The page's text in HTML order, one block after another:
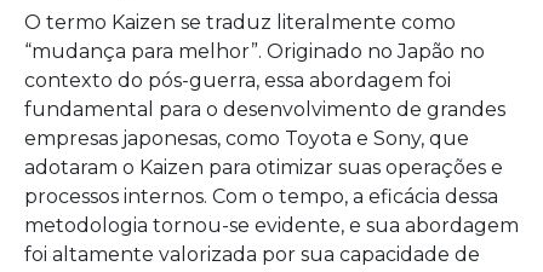
O termo Kaizen se traduz literalmente como
“mudança para melhor”. Originado no Japão no
contexto do pós-guerra, essa abordagem foi
fundamental para o desenvolvimento de grandes
empresas japonesas, como Toyota e Sony, que
adotaram o Kaizen para otimizar suas operações e
processos internos. Com o tempo, a eficácia dessa
metodologia tornou-se evidente, e sua abordagem
foi altamente valorizada por sua capacidade de